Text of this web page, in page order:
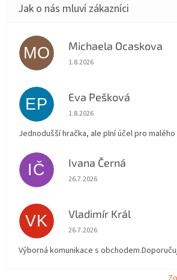
MO Michaela Ocaskova
Hodnocení obchodu je 5 z 5
1.8.2026
EP Eva Pešková
Hodnocení obchodu je 5 z 5
1.8.2026
Jednodušší hračka, ale plní účel pro malého
IČ Ivana Černá
Hodnocení obchodu je 5 z 5
26.7.2026
VK Vladimír Král
Hodnocení obchodu je 5 z 5
26.7.2026
Výborná komunikace s